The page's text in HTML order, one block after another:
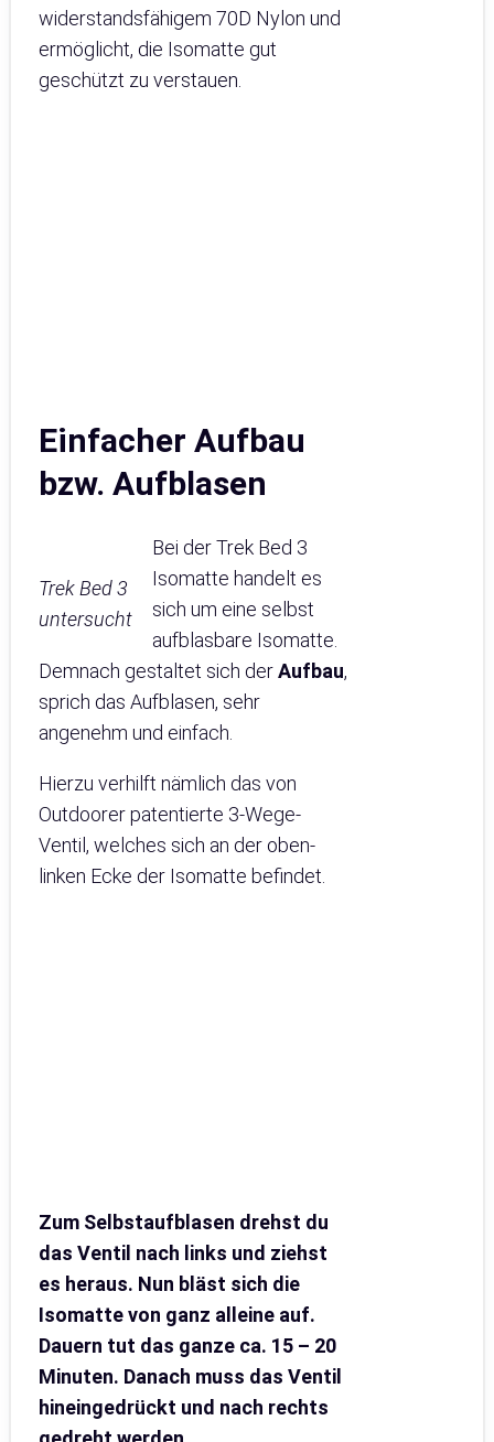
widerstandsfähigem 70D Nylon und
ermöglicht, die Isomatte gut
geschützt zu verstauen.
Einfacher Aufbau
bzw. Aufblasen
Trek Bed 3
untersucht
Bei der Trek Bed 3
Isomatte handelt es
sich um eine selbst
aufblasbare Isomatte.
Demnach gestaltet sich derAufbau,
sprich das Aufblasen, sehr
angenehm und einfach.
Hierzu verhilft nämlich das von
Outdoorer patentierte 3-Wege-
Ventil, welches sich an der oben-
linken Ecke der Isomatte befindet.
Zum Selbstaufblasen drehst du
das Ventil nach links und ziehst
es heraus. Nun bläst sich die
Isomatte von ganz alleine auf.
Dauern tut das ganze ca. 15 – 20
Minuten. Danach muss das Ventil
hineingedrückt und nach rechts